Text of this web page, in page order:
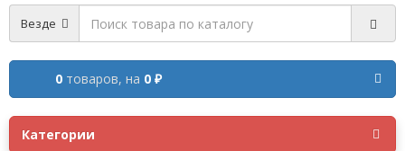
Везде
0 товаров, на 0 ₽
Категории